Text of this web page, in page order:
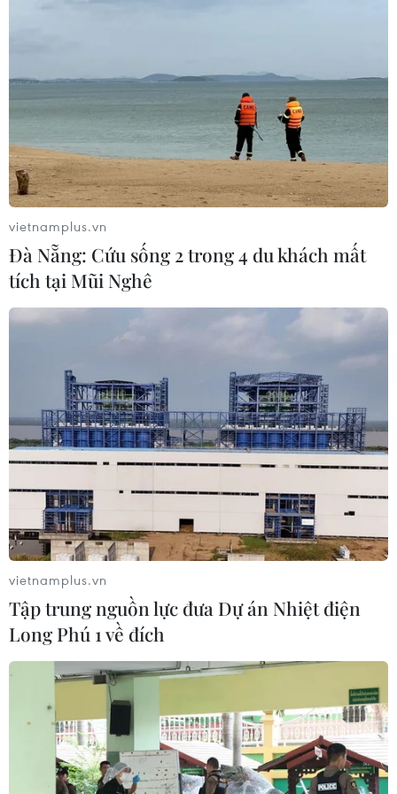
Xem thêm
CƠ QUAN CHỦ QUẢN: THÔNG TẤN XÃ VIỆT NAM
Tổng Biên tập: TRẦN TIẾN DUẨN
Sở hữu trí tuệ
Quy định sử dụng
RSS
Hỗ trợ
Ngôn ngữ
TTXVN
Dịch vụ tin
Quảng cáo
Liên hệ
Giấy phép số: 1374/GP-BTTTT do Bộ Thông tin và Truyền thông
cấp ngày 11/9/2008.
Quảng cáo: Phó TBT Nguyễn Thị Tám: 093.5958688, Email:
tamvna@gmail.com
Điện thoại: (024) 39411349 - (024) 39411348, Fax: (024)
39411348
vietnamplus2008@gmail.com
vietnamplus.vn
Đà Nẵng: Cứu sống 2 trong 4 du khách mất
tích tại Mũi Nghê
vietnamplus.vn
Tập trung nguồn lực đưa Dự án Nhiệt điện
Long Phú 1 về đích